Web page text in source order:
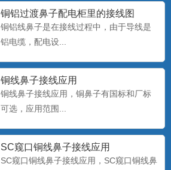
铜铝过渡鼻子配电柜里的接线图
铜铝线鼻子是在接线过程中，由于导线是
铝电缆，配电设...
铜线鼻子接线应用
铜线鼻子接线应用，铜鼻子有国标和厂标
可选，应用范围...
SC窥口铜线鼻子接线应用
SC窥口铜线鼻子接线应用，SC窥口铜线鼻
双孔铜鼻子定做
金蟾电气支持非标铜鼻子定做，无孔铜鼻
子定做，光板铜鼻子定做，...
OT冷压端子 圆形线鼻子
金蟾电气15355773736，供应：OT冷压端